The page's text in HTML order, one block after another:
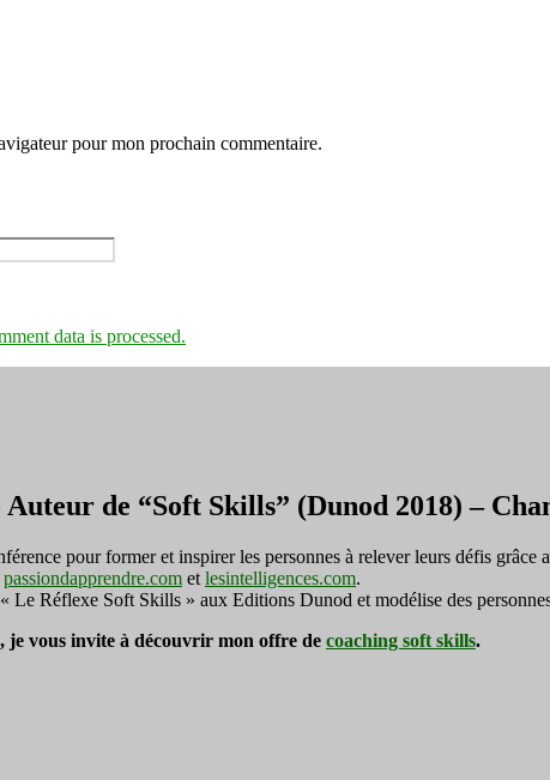
pour mon prochain commentaire.
data is processed.
de “Soft Skills” (Dunod 2018) –
pour former et inspirer les personnes à relever leurs défis grâce
passiondapprendre.com et lesintelligences.com.
Le Réflexe Soft Skills » aux Editions Dunod et modélise des
je vous invite à découvrir mon offre de coaching soft skills.